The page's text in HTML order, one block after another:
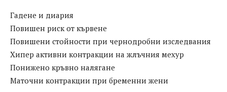
Гадене и диария
Повишен риск от кървене
Повишени стойности при чернодробни изследвания
Хипер активни контракции на жлъчния мехур
Понижено кръвно налягане
Маточни контракции при бременни жени